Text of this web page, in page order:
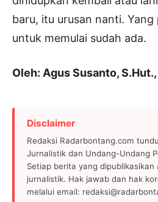
baru, itu urusan nanti.
untuk memulai sudah ada.
Oleh: Agus Susanto, S.Hut.,
Disclaimer
Redaksi Radarbontang.com
Jurnalistik dan Undang-Undang
Setiap berita yang dipublikasikan
jurnalistik. Hak jawab dan hak
melalui email: